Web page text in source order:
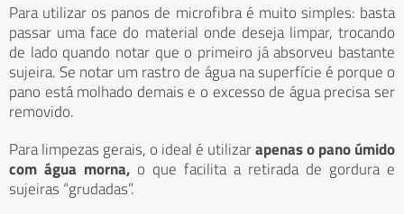
Para utilizar os panos de microfibra é muito simples: basta
passar uma face do material onde deseja limpar, trocando
de lado quando notar que o primeiro já absorveu bastante
sujeira. Se notar um rastro de água na superfície é porque o
pano está molhado demais e o excesso de água precisa ser
removido.
Para limpezas gerais, o ideal é utilizarapenas o pano úmido
com água morna, o que facilita a retirada de gordura e
sujeiras “grudadas”.